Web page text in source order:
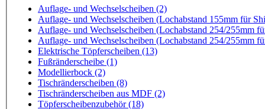
Auflage- und Wechselscheiben (2)
Auflage- und Wechselscheiben (Lochabstand 155mm für
Auflage- und Wechselscheiben (Lochabstand 254/255mm
Auflage- und Wechselscheiben (Lochabstand 254/255mm
Elektrische Töpferscheiben (13)
Fußränderscheibe (1)
Modellierbock (2)
Tischränderscheiben (8)
Tischränderscheiben aus MDF (2)
Töpferscheibenzubehör (18)